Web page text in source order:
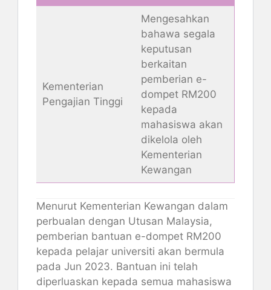
Kementerian
Pengajian Tinggi
Mengesahkan
bahawa segala
keputusan
berkaitan
pemberian e-
dompet RM200
kepada
mahasiswa akan
dikelola oleh
Kementerian
Kewangan
Menurut Kementerian Kewangan dalam
perbualan dengan Utusan Malaysia,
pemberian bantuan e-dompet RM200
kepada pelajar universiti akan bermula
pada Jun 2023. Bantuan ini telah
diperluaskan kepada semua mahasiswa